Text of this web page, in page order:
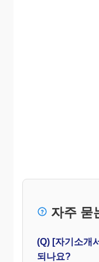
자주 묻
(Q) [자기소개
되나요?